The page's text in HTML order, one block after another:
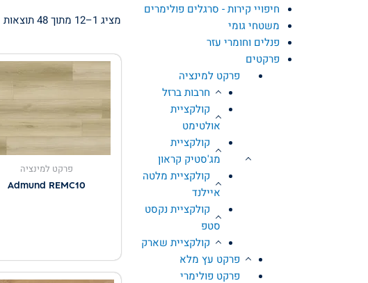
חיפויי קירות - סרגלים פולימרים
משטחי גומי
פנלים וחומרי עזר
פרקטים
פרקט למינציה
חרבות ברזל
קולקציית
אולטימט
קולקציית
מג'סטיק קראון
קולקציית מלטה
איילנד
קולקציית נקסט
סטפ
קולקציית שארק
פרקט עץ מלא
פרקט פולימרי
מציג 1–12 מתוך 48 תוצאות
פרקט למינציה
Admund REMC10